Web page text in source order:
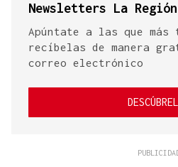
Newsletters La Región
Apúntate a las que
recíbelas de manera
correo electrónico